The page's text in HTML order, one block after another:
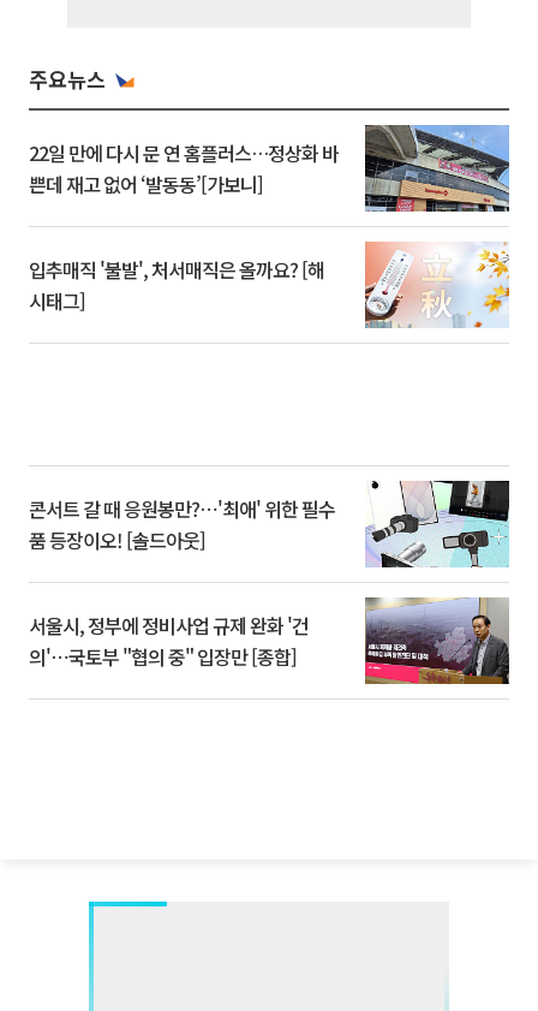
주요뉴스
22일 만에 다시 문 연 홈플러스…정상화 바
쁜데 재고 없어 ‘발동동’[가보니]
입추매직 '불발', 처서매직은 올까요? [해
시태그]
콘서트 갈 때 응원봉만?⋯'최애' 위한 필수
품 등장이오! [솔드아웃]
서울시, 정부에 정비사업 규제 완화 '건
의'⋯국토부 "협의 중" 입장만 [종합]